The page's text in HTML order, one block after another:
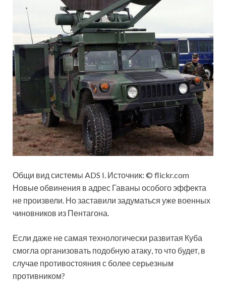
Общи вид системы ADS I. Источник: © flickr.com
Новые обвинения в адрес Гаваны особого эффекта
не произвели. Но заставили задуматься уже военных
чиновников из Пентагона.
Если даже не самая технологически развитая Куба
смогла организовать подобную атаку, то что будет, в
случае противостояния с более серьезным
противником?